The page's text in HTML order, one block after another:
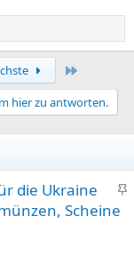
hier zu antworten.
A
die Ukraine
Scheine